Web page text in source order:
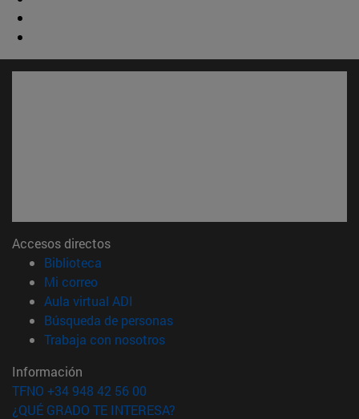
Accesos directos
Biblioteca
Mi correo(abre en nueva ventana)
Aula virtual ADI
Búsqueda de personas(abre en nueva ventana)
Trabaja con nosotros(abre en nueva ventana)
Información
TFNO +34 948 42 56 00
¿QUÉ GRADO TE INTERESA?